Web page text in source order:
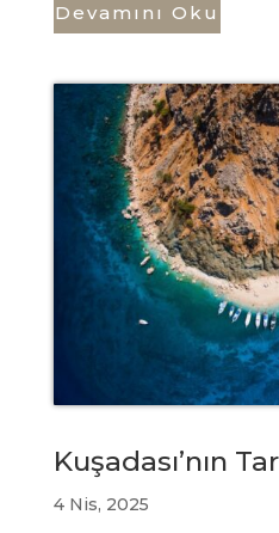
Devamını Oku
Kuşadası’nın
4 Nis, 2025